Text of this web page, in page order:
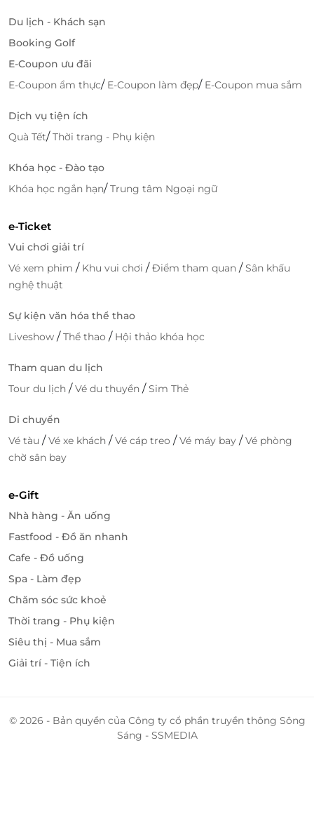
Du lịch - Khách sạn
Booking Golf
E-Coupon ưu đãi
E-Coupon ẩm thực/ E-Coupon làm đẹp/ E-Coupon mua sắm
Dịch vụ tiện ích
Quà Tết/Thời trang - Phụ kiện
Khóa học - Đào tạo
Khóa học ngắn hạn/Trung tâm Ngoại ngữ
e-Ticket
Vui chơi giải trí
Vé xem phim / Khu vui chơi /Điểm tham quan /Sân khấu
nghệ thuật
Sự kiện văn hóa thể thao
Liveshow /Thể thao / Hội thảo khóa học
Tham quan du lịch
Tour du lịch /Vé du thuyền /Sim Thẻ
Di chuyển
Vé tàu /Vé xe khách /Vé cáp treo /Vé máy bay /Vé phòng
chờ sân bay
e-Gift
Nhà hàng - Ăn uống
Fastfood - Đồ ăn nhanh
Cafe - Đồ uống
Spa - Làm đẹp
Chăm sóc sức khoẻ
Thời trang - Phụ kiện
Siêu thị - Mua sắm
Giải trí - Tiện ích
© 2026 - Bản quyền của Công ty cổ phần truyền thông Sông
Sáng - SSMEDIA